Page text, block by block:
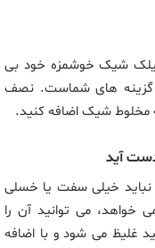
شیک خوشمزه خود بی
گزینه های شماست. نصف
مخلوط شیک اضافه کنید.
خیلی سفت یا خسلی
خواهد، می توانید آن را
غلیظ می شود و با اضافه